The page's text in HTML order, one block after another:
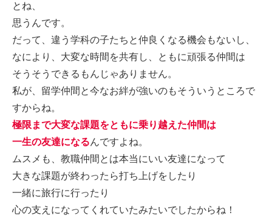
とね、
思うんです。
だって、違う学科の子たちと仲良くなる機会もないし、
なにより、大変な時間を共有し、ともに頑張る仲間は
そうそうできるもんじゃありません。
私が、留学仲間と今なお絆が強いのもそういうところで
すからね。
極限まで大変な課題をともに乗り越えた仲間は
一生の友達になるんですよね。
ムスメも、教職仲間とは本当にいい友達になって
大きな課題が終わったら打ち上げをしたり
一緒に旅行に行ったり
心の支えになってくれていたみたいでしたからね！